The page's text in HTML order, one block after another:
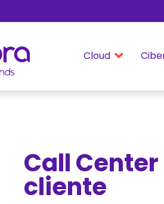

Cloud
Call
cliente